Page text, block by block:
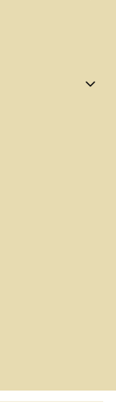
Zobacz szczegóły